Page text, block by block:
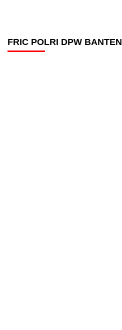
FRIC POLRI DPW BANTEN